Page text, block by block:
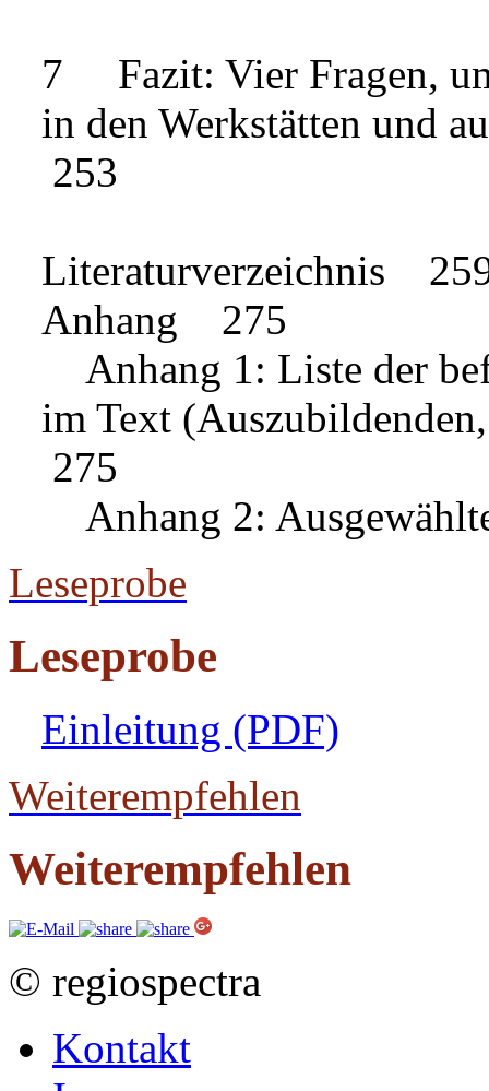
7 Fazit: Vier Fragen,
in den Werkstätten und
253
Literaturverzeichnis
Anhang 275
Anhang 1: Liste der
im Text
275
Anhang 2:
Leseprobe
Leseprobe
Einleitung (PDF)
Weiterempfehlen
Weiterempfehlen
© regiospectra
Kontakt